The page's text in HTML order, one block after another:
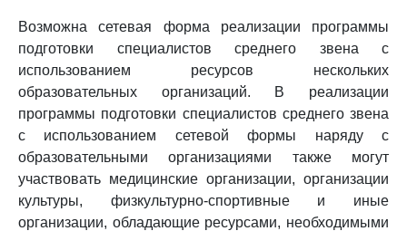
Возможна сетевая форма реализации программы
подготовки специалистов среднего звена с
использованием ресурсов нескольких
образовательных организаций. В реализации
программы подготовки специалистов среднего звена
с использованием сетевой формы наряду с
образовательными организациями также могут
участвовать медицинские организации, организации
культуры, физкультурно-спортивные и иные
организации, обладающие ресурсами, необходимыми